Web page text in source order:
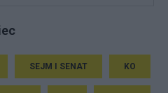
SEJM I SENAT KO